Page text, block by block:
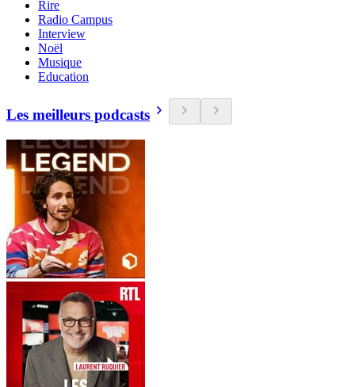
Rire
Radio Campus
Interview
Noël
Musique
Education
Les meilleurs podcasts